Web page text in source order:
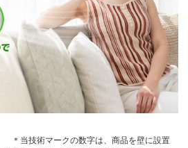
＊当技術マークの数字は、商品を壁に設置